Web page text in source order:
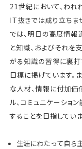
21世紀において、わ
IT抜きでは成り立ちま
では、明日の高度情
と知識、およびそれ
がる知識の習得に裏
目標に掲げています。
な人材、情報に付加価
ル、コミュニケーショ
することを目指していま
生涯にわたって自ら